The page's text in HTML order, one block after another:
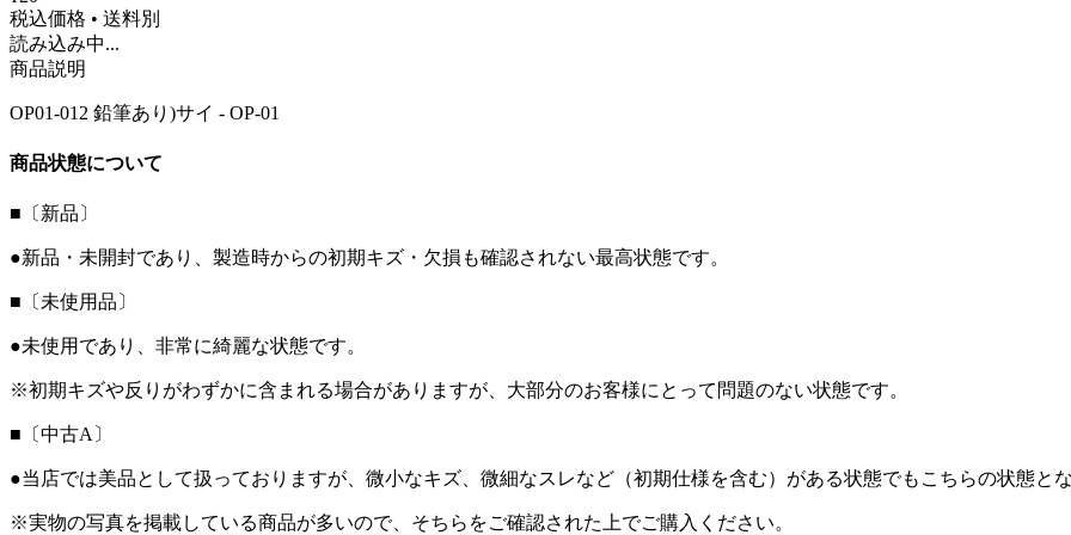
税込価格 • 送料別
読み込み中...
商品説明
OP01-012 鉛筆あり)サイ - OP-01
商品状態について
■〔新品〕
●新品・未開封であり、製造時からの初期キズ・欠損も確認されない最高状態です。
■〔未使用品〕
●未使用であり、非常に綺麗な状態です。
※初期キズや反りがわずかに含まれる場合がありますが、大部分のお客様にとって問題のない状態です。
■〔中古A〕
●当店では美品として扱っておりますが、微小なキズ、微細なスレなど（初期仕様を含む）がある状態でもこちらの状態と
※実物の写真を掲載している商品が多いので、そちらをご確認された上でご購入ください。